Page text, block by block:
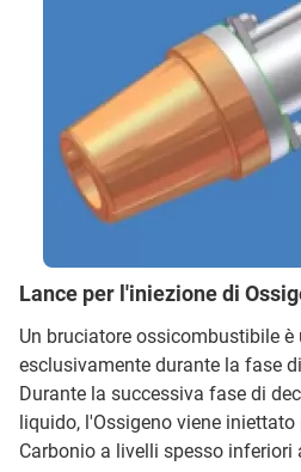
Lance per l'iniezione di
Un bruciatore ossicombustibile
esclusivamente durante la fase
Durante la successiva fase di
liquido, l'Ossigeno viene
Carbonio a livelli spesso inferiori